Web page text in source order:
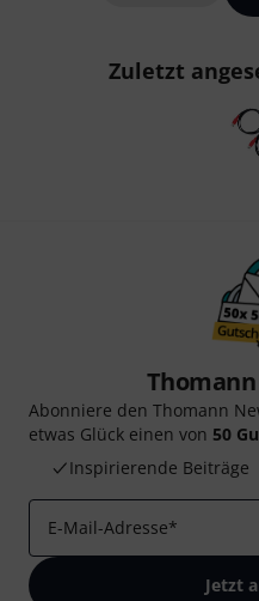
Zuletzt
Abonniere den Thomann
etwas Glück einen von 50
Inspirierende Beiträge
E-Mail-Adresse*
Jetzt